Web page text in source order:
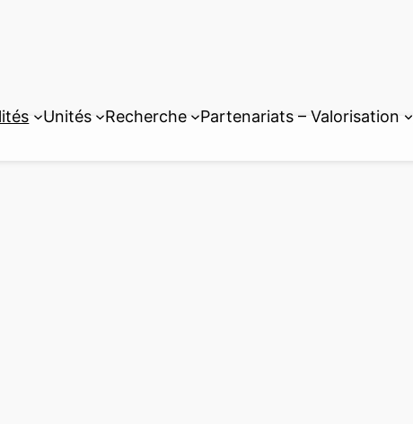
Unités Recherche Partenariats – Valorisation